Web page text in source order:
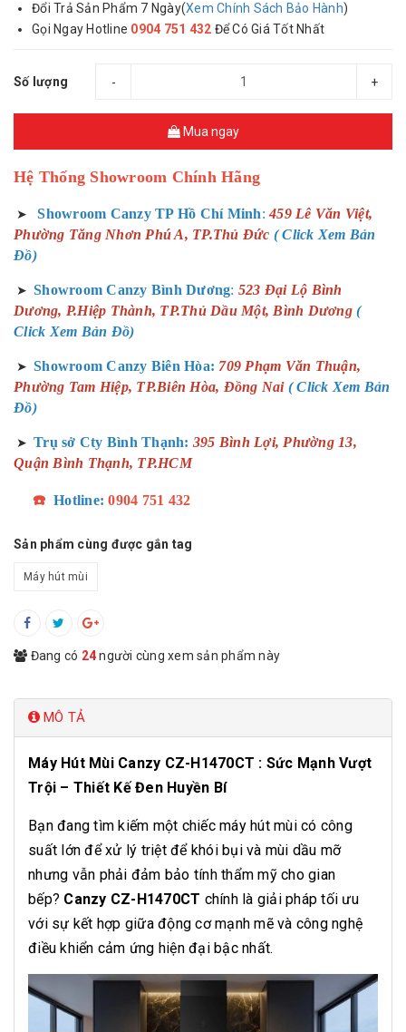
Đổi Trả Sản Phẩm 7 Ngày(Xem Chính Sách Bảo Hành)
Gọi Ngay Hotline 0904 751 432 Để Có Giá Tốt Nhất
Số lượng - +
Mua ngay
Hệ Thống Showroom Chính Hãng
➤ Showroom Canzy TP Hồ Chí Minh: 459 Lê Văn Việt,
Phường Tăng Nhơn Phú A, TP.Thủ Đức ( Click Xem Bản
Đồ)
➤ Showroom Canzy Bình Dương: 523 Đại Lộ Bình
Dương, P.Hiệp Thành, TP.Thủ Dầu Một, Bình Dương (
Click Xem Bản Đồ)
➤ Showroom Canzy Biên Hòa: 709 Phạm Văn Thuận,
Phường Tam Hiệp, TP.Biên Hòa, Đồng Nai ( Click Xem Bản
Đồ)
➤ Trụ sở Cty Bình Thạnh: 395 Bình Lợi, Phường 13,
Quận Bình Thạnh, TP.HCM
☎️ Hotline: 0904 751 432
Sản phẩm cùng được gắn tag
Máy hút mùi
Đang có 24người cùng xem sản phẩm này
MÔ TẢ
Máy Hút Mùi Canzy CZ-H1470CT : Sức Mạnh Vượt
Trội – Thiết Kế Đen Huyền Bí
Bạn đang tìm kiếm một chiếc máy hút mùi có công
suất lớn để xử lý triệt để khói bụi và mùi dầu mỡ
nhưng vẫn phải đảm bảo tính thẩm mỹ cho gian
bếp? Canzy CZ-H1470CT chính là giải pháp tối ưu
với sự kết hợp giữa động cơ mạnh mẽ và công nghệ
điều khiển cảm ứng hiện đại bậc nhất.